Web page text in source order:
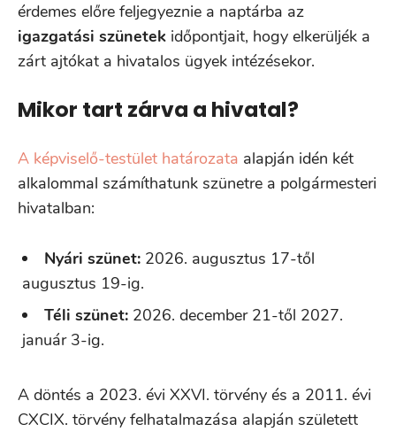
érdemes előre feljegyeznie a naptárba az
igazgatási szünetek időpontjait, hogy elkerüljék a
zárt ajtókat a hivatalos ügyek intézésekor.
Mikor tart zárva a hivatal?
A képviselő-testület határozata alapján idén két
alkalommal számíthatunk szünetre a polgármesteri
hivatalban:
Nyári szünet: 2026. augusztus 17-től
augusztus 19-ig.
Téli szünet: 2026. december 21-től 2027.
január 3-ig.
A döntés a 2023. évi XXVI. törvény és a 2011. évi
CXCIX. törvény felhatalmazása alapján született